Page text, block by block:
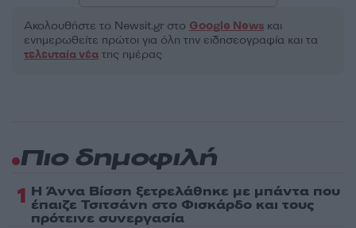
Ακολουθήστε το Νewsit.gr στο Google News και
ενημερωθείτε πρώτοι για όλη την ειδησεογραφία και τα
τελευταία νέα της ημέρας
Πιο δημοφιλή
1 Η Άννα Βίσση ξετρελάθηκε με μπάντα που
έπαιζε Τσιτσάνη στο Φισκάρδο και τους
πρότεινε συνεργασία